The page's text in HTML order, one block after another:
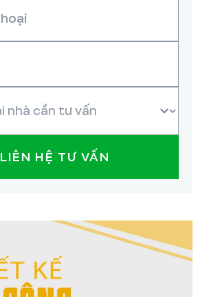
LIÊN HỆ TƯ VẤN